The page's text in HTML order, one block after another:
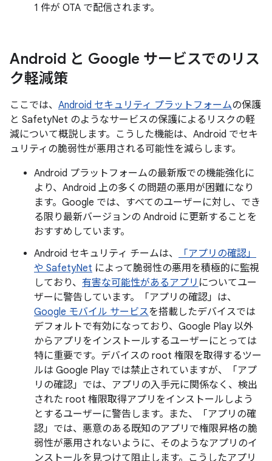
1 件が OTA で配信されます。
Android と Google サービスでのリス
ク軽減策
ここでは、 Android セキュリティ プラットフォームの保護
と SafetyNet のようなサービスの保護によるリスクの軽
減について概説します。こうした機能は、Android でセキ
ュリティの脆弱性が悪用される可能性を減らします。
Android プラットフォームの最新版での機能強化に
より、Android 上の多くの問題の悪用が困難になり
ます。Google では、すべてのユーザーに対し、でき
る限り最新バージョンの Android に更新することを
おすすめしています。
Android セキュリティ チームは、
「アプリの確認」
や SafetyNet によって脆弱性の悪用を積極的に監視
しており、 有害な可能性があるアプリ についてユー
ザーに警告しています。「アプリの確認」は、
Google モバイル サービスを搭載したデバイスでは
デフォルトで有効になっており、Google Play 以外
からアプリをインストールするユーザーにとっては
特に重要です。デバイスの root 権限を取得するツー
ルは Google Play では禁止されていますが、「アプ
リの確認」では、アプリの入手元に関係なく、検出
された root 権限取得アプリをインストールしよう
とするユーザーに警告します。また、「アプリの確
認」では、悪意のある既知のアプリで権限昇格の脆
弱性が悪用されないように、そのようなアプリのイ
ンストールを見つけて阻止します。こうしたアプリ